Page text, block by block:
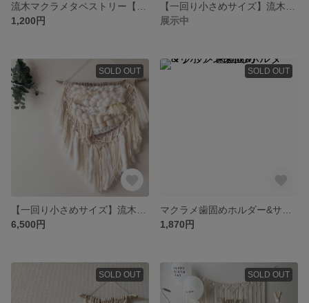
1,200円
展示中
SOLD OUT
6,500円
SOLD OUT
1,870円
SOLD OUT SOLD OUT